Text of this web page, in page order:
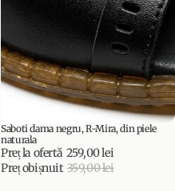
PROMOȚIE
Saboti dama negru, R-Mira, din piele
naturala
Preț la ofertă 259,00 lei
Preț obișnuit 359,00 lei